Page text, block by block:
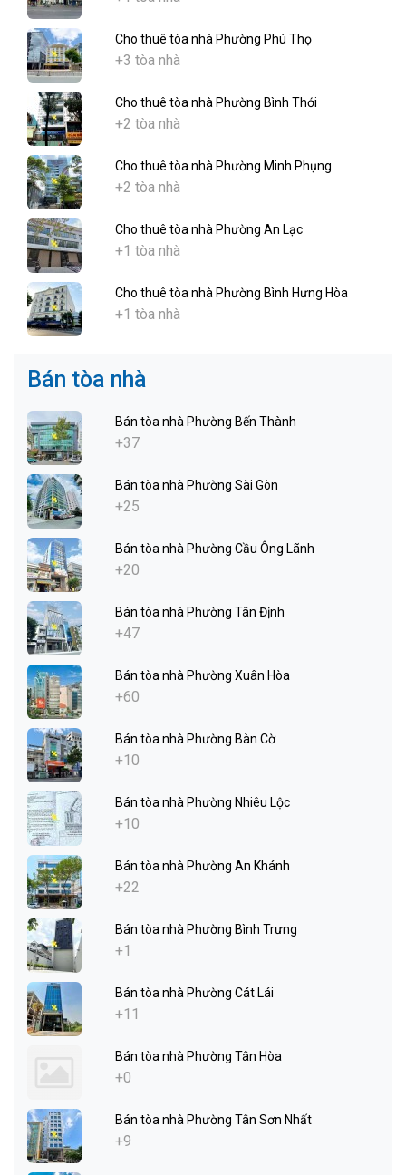
Cho thuê tòa nhà Phường Phú Thọ
+3 tòa nhà
Cho thuê tòa nhà Phường Bình Thới
+2 tòa nhà
Cho thuê tòa nhà Phường Minh Phụng
+2 tòa nhà
Cho thuê tòa nhà Phường An Lạc
+1 tòa nhà
Cho thuê tòa nhà Phường Bình Hưng Hòa
+1 tòa nhà
Bán tòa nhà
Bán tòa nhà Phường Bến Thành
+37
Bán tòa nhà Phường Sài Gòn
+25
Bán tòa nhà Phường Cầu Ông Lãnh
+20
Bán tòa nhà Phường Tân Định
+47
Bán tòa nhà Phường Xuân Hòa
+60
Bán tòa nhà Phường Bàn Cờ
+10
Bán tòa nhà Phường Nhiêu Lộc
+10
Bán tòa nhà Phường An Khánh
+22
Bán tòa nhà Phường Bình Trưng
+1
Bán tòa nhà Phường Cát Lái
+11
Bán tòa nhà Phường Tân Hòa
+0
Bán tòa nhà Phường Tân Sơn Nhất
+9